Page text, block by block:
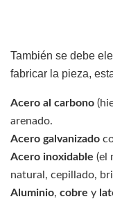
También se debe
fabricar la pieza,
Acero al carbono
arenado.
Acero galvanizado
Acero inoxidable (el
natural, cepillado,
Aluminio, cobre y